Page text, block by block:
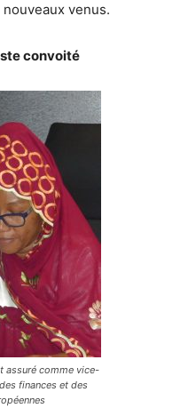
nouveaux venus.
convoité
assuré comme vice-
finances et des